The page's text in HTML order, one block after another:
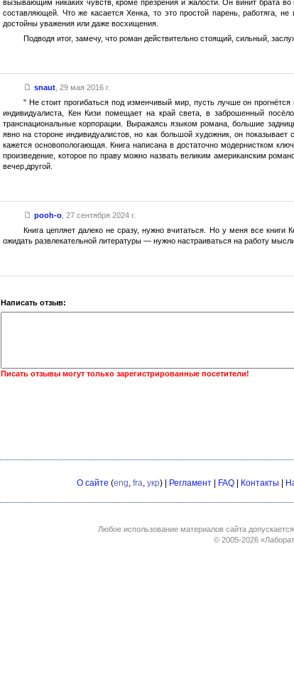
вызывающим никаких чувств, кроме презрения и жалости. Он винит брата
составляющей. Что же касается Хенка, то это простой парень, работяга,
достойны уважения или даже восхищения.
Подводя итог, замечу, что роман действительно стоящий, сильный,
snaut, 29 мая 2016 г.
'' Не стоит прогибаться под изменчивый мир, пусть лучше он
индивидуалиста, Кен Кизи помещает на край света, в заброшенный
транснациональные корпорации. Выражаясь языком романа, большие
явно на стороне индивидуалистов, но как большой художник, он
кажется основопологающая. Книга написана в достаточно модернистком
произведение, которое по праву можно назвать великим американским
вечер,другой.
pooh-o, 27 сентября 2024 г.
Книга цепляет далеко не сразу, нужно вчитаться. Но у меня все книги
ожидать развлекательной литературы — нужно настраиваться на работу
Написать отзыв:
Писать отзывы могут только зарегистрированные посетители!
О сайте (eng fra укр) | Регламент | FAQ | Контакты |
Любое использование материалов сайта
© 2005-2026